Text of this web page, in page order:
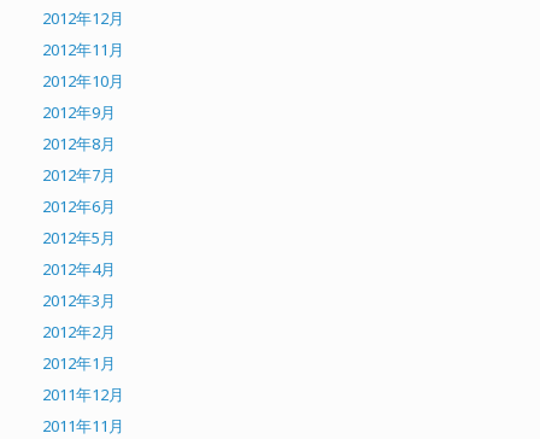
2012年12月
2012年11月
2012年10月
2012年9月
2012年8月
2012年7月
2012年6月
2012年5月
2012年4月
2012年3月
2012年2月
2012年1月
2011年12月
2011年11月